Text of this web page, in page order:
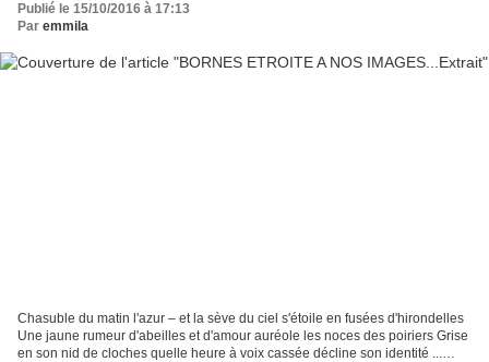
Publié le 15/10/2016 à 17:13
Par emmila
Chasuble du matin l'azur – et la sève du ciel s'étoile en fusées d'hirondelles
Une jaune rumeur d'abeilles et d'amour auréole les noces des poiriers Grise
en son nid de cloches quelle heure à voix cassée décline son identité ...